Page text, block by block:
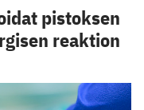
pistoksen
reaktion